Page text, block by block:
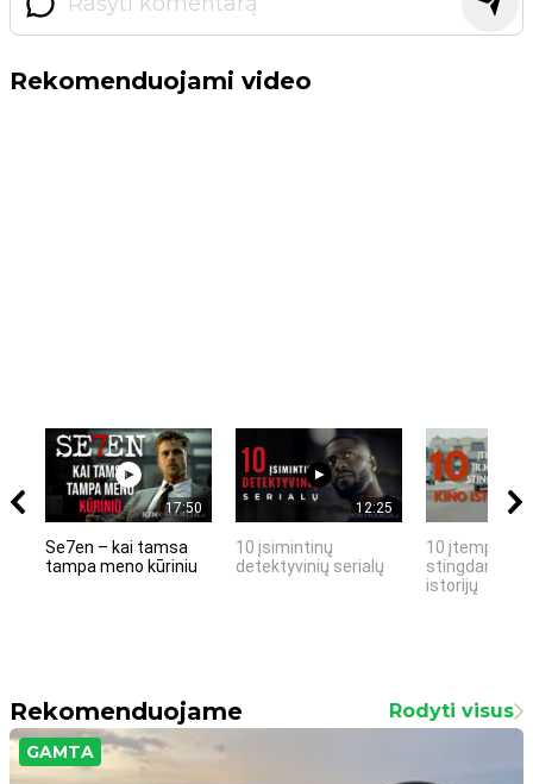
Rekomenduojami video
17:50
Se7en – kai tamsa
tampa meno kūriniu
12:25
10 įsimintinų
detektyvinių serialų
10 įtemptų,
stingdančių
istorijų
Rekomenduojame Rodyti visus
GAMTA